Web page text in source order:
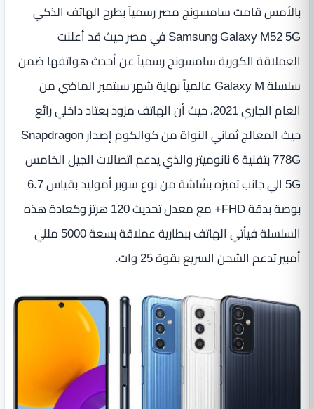
بالأمس قامت سامسونج مصر رسمياً بطرح الهاتف الذكي
Samsung Galaxy M52 5G في مصر حيث قد أعلنت
العملاقة الكورية سامسونج رسمياً عن أحدث هواتفها ضمن
سلسلة Galaxy M عالمياً نهاية شهر سبتمبر الماضي من
العام الجاري 2021، حيث أن الهاتف مزود بعتاد داخلي رائع
حيث المعالج ثماني النواة من كوالكوم إصدار Snapdragon
778G بتقنية 6 نانوميتر والذي يدعم اتصالات الجيل الخامس
5G الي جانب تميزه بشاشة من نوع سوبر أموليد بقياس 6.7
بوصة بدقة FHD+ مع معدل تحديث 120 هرتز وكعادة هذه
السلسلة فيأتي الهاتف ببطارية عملاقة بسعة 5000 مللي
أمبير تدعم الشحن السريع بقوة 25 وات.